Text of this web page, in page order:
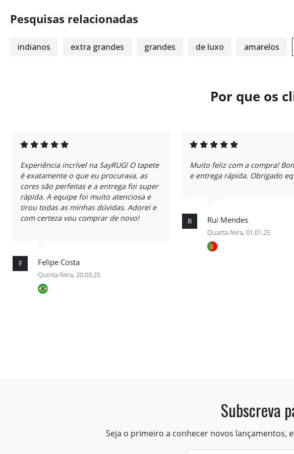
Pesquisas relacionadas
indianos extra grandes grandes de luxo amarelos
Por que os
Experiência incrível na SayRUG! O tapete
é exatamente o que eu procurava, as
cores são perfeitas e a entrega foi super
rápida. A equipe foi muito atenciosa e
tirou todas as minhas dúvidas. Adorei e
com certeza vou comprar de novo!
F Felipe Costa
Quinta-feira, 20.03.25
Muito feliz com a compra!
e entrega rápida. Obrigado
R Rui Mendes
Quarta-feira, 01.01.25
Subscreva
Seja o primeiro a conhecer novos lançamentos,